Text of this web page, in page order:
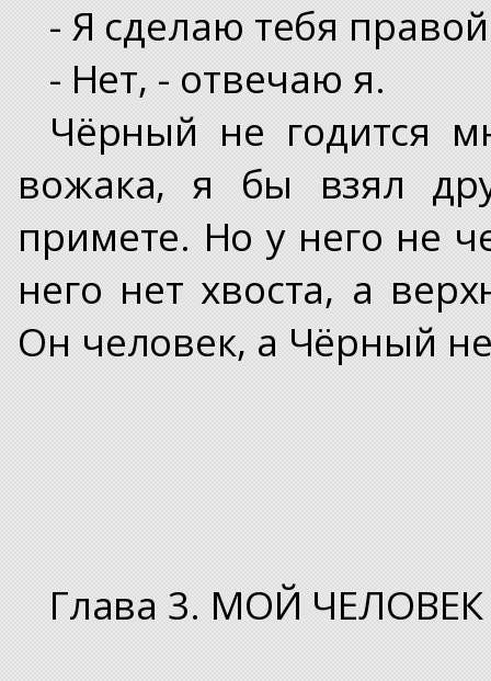
- Я сделаю тебя
- Нет, - отвечаю я.
Чёрный не годится
вожака, я бы взял
примете. Но у него не
него нет хвоста, а
Он человек, а Чёрный
Глава 3. МОЙ ЧЕЛОВЕК